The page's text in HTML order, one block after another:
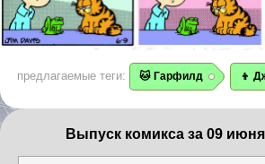
предлагаемые теги: 🐱 Гарфилд 👦
Выпуск комикса за 09